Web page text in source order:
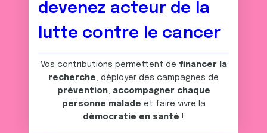
devenez acteur de la
lutte contre le cancer
Vos contributions permettent de financer la
recherche, déployer des campagnes de
prévention, accompagner chaque
personne malade et faire vivre la
démocratie en santé !